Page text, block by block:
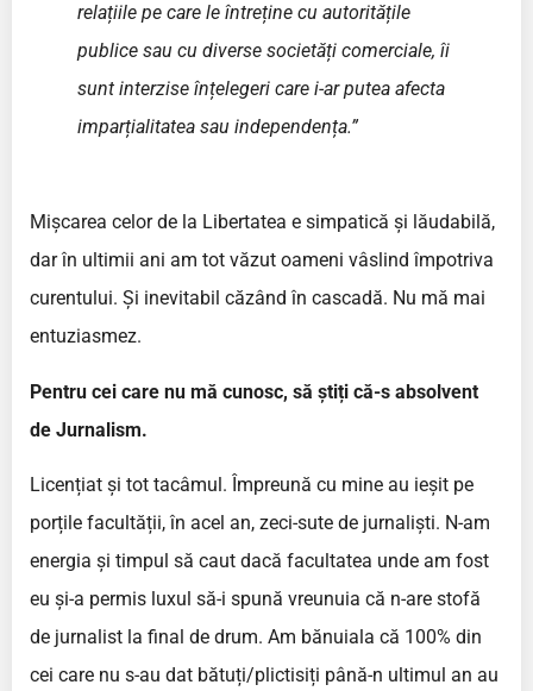
relațiile pe care le întreține cu autoritățile
publice sau cu diverse societăți comerciale, îi
sunt interzise înțelegeri care i-ar putea afecta
imparțialitatea sau independența.”
Mișcarea celor de la Libertatea e simpatică și lăudabilă,
dar în ultimii ani am tot văzut oameni vâslind împotriva
curentului. Și inevitabil căzând în cascadă. Nu mă mai
entuziasmez.
Pentru cei care nu mă cunosc, să știți că-s absolvent
de Jurnalism.
Licențiat și tot tacâmul. Împreună cu mine au ieșit pe
porțile facultății, în acel an, zeci-sute de jurnaliști. N-am
energia și timpul să caut dacă facultatea unde am fost
eu și-a permis luxul să-i spună vreunuia că n-are stofă
de jurnalist la final de drum. Am bănuiala că 100% din
cei care nu s-au dat bătuți/plictisiți până-n ultimul an au